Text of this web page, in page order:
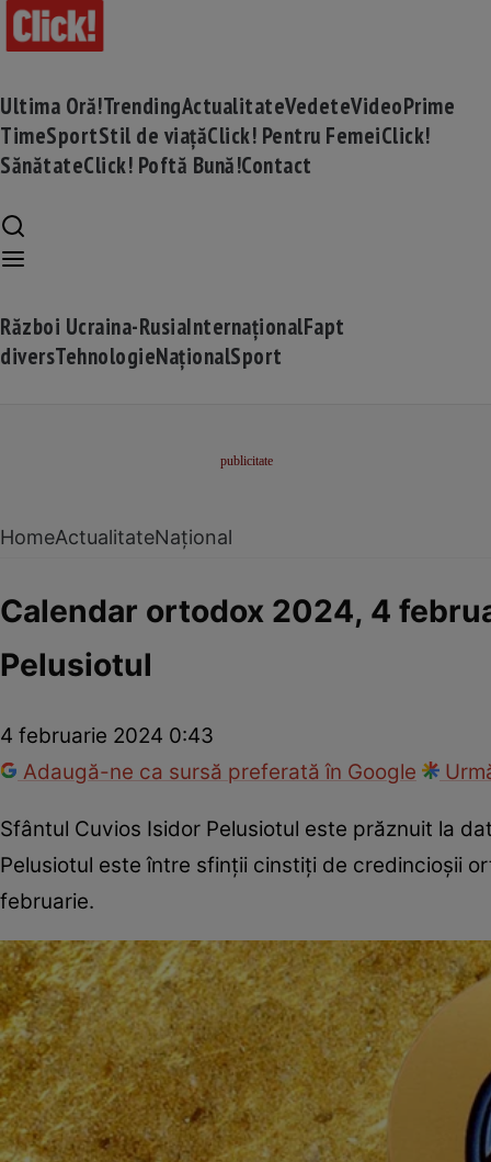
Ultima Oră!TrendingActualitateVedeteVideoPrime
TimeSportStil de viațăClick! Pentru FemeiClick!
SănătateClick! Poftă Bună!Contact
Război Ucraina-RusiaInternaționalFapt
diversTehnologieNaționalSport
HomeActualitateNațional
Calendar ortodox 2024, 4
Pelusiotul
4 februarie 2024 0:43
Adaugă-ne ca sursă preferată în Google
Sfântul Cuvios Isidor Pelusiotul este prăznuit la
Pelusiotul este între sfinții cinstiți de credincioșii
februarie.